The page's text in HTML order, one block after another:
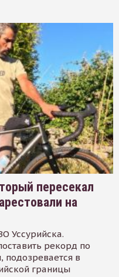
пересекал
на
Уссурийска.
рекорд по
подозревается в
границы